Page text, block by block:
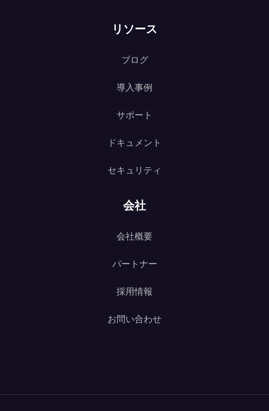
リソース
ブログ
導入事例
サポート
ドキュメント
セキュリティ
会社
会社概要
パートナー
採用情報
お問い合わせ